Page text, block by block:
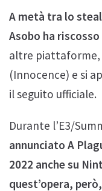
A metà tra lo
Asobo ha
altre piattaforme,
(Innocence) e si
il seguito ufficiale.
Durante l’E3/
annunciato A
2022 anche su
quest’opera,